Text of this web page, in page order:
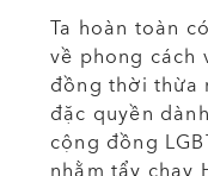
Ta hoàn toàn
về phong cách
đồng thời thừa
đặc quyền
cộng đồng